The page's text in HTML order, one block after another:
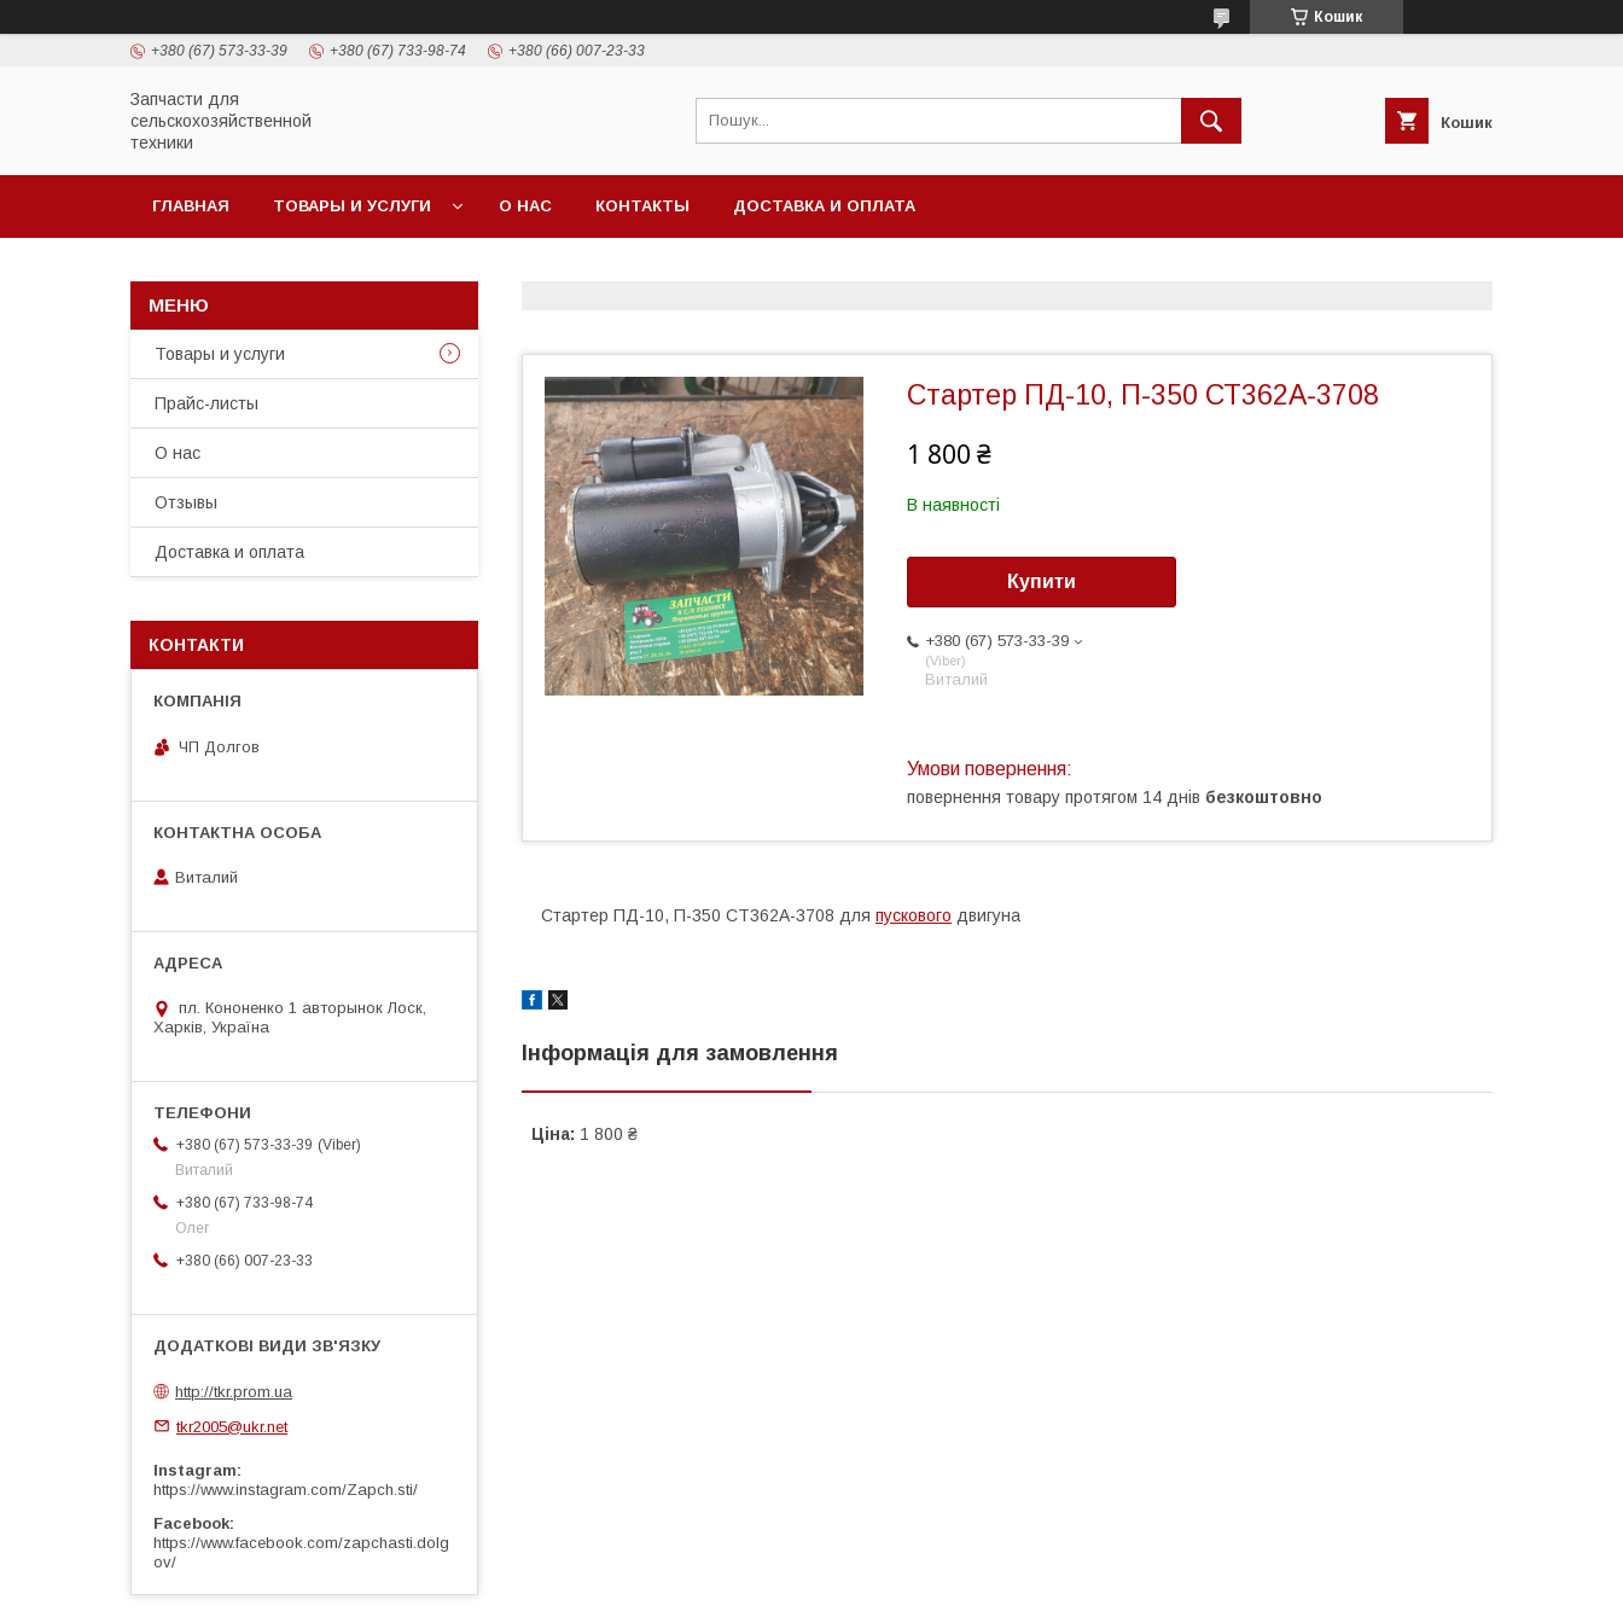
Кошик
+380 (67) 573-33-39 +380 (67) 733-98-74 +380 (66) 007-23-33
Запчасти для
сельскохозяйственной
техники
Кошик
ГЛАВНАЯ ТОВАРЫ И УСЛУГИ О НАС КОНТАКТЫ ДОСТАВКА И ОПЛАТА
Стартер ПД-10, П-350 СТ362А-3708
1 800 ₴
В наявності
Купити
+380 (67) 573-33-39
Viber
Виталий
повернення товару протягом 14 днів безкоштовно
Стартер ПД-10, П-350 СТ362А-3708 для пускового двигуна
Інформація для замовлення
Ціна: 1 800 ₴
Товары и услуги
Прайс-листы
О нас
Отзывы
Доставка и оплата
КОНТАКТИ
ЧП Долгов
Виталий
пл. Кононенко 1 авторынок Лоск,
Харків, Україна
+380 (67) 573-33-39
Viber
Виталий
+380 (67) 733-98-74
Олег
+380 (66) 007-23-33
http://tkr.prom.ua
tkr2005@ukr.net
Instagram
https://www.instagram.com/Zapch.sti/
Facebook
https://www.facebook.com/zapchasti.dolg
ov/